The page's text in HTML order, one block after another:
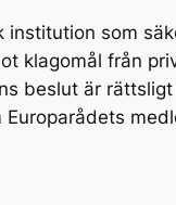
institution som
klagomål från
beslut är